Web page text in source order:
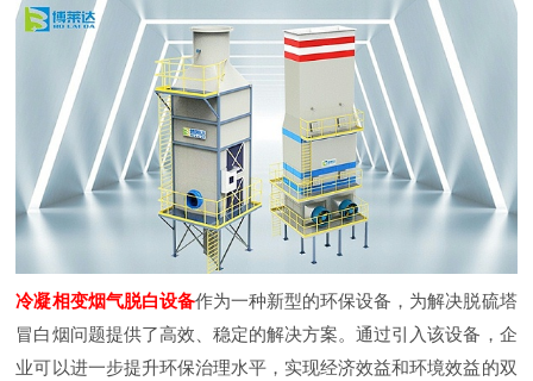
冷凝相变烟气脱白设备作为一种新型的环保设备，为解决脱硫塔
冒白烟问题提供了高效、稳定的解决方案。通过引入该设备，企
业可以进一步提升环保治理水平，实现经济效益和环境效益的双